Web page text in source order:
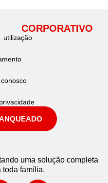
CORPORATIVO
utilização
uma solução completa
toda família.